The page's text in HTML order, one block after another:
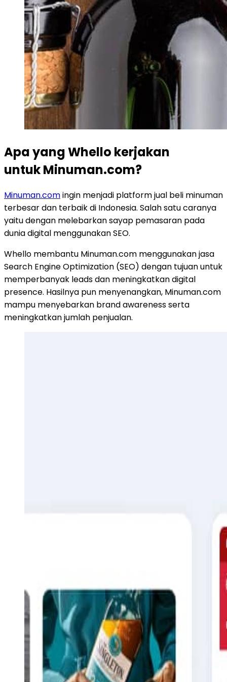
Apa yang Whello kerjakan
untuk Minuman.com?
Minuman.comingin menjadi platform jual beli minuman
terbesar dan terbaik di Indonesia. Salah satu caranya
yaitu dengan melebarkan sayap pemasaran pada
dunia digital menggunakan SEO.
Whello membantu Minuman.com menggunakan jasa
Search Engine Optimization (SEO) dengan tujuan untuk
memperbanyak leads dan meningkatkan digital
presence. Hasilnya pun menyenangkan, Minuman.com
mampu menyebarkan brand awareness serta
meningkatkan jumlah penjualan.